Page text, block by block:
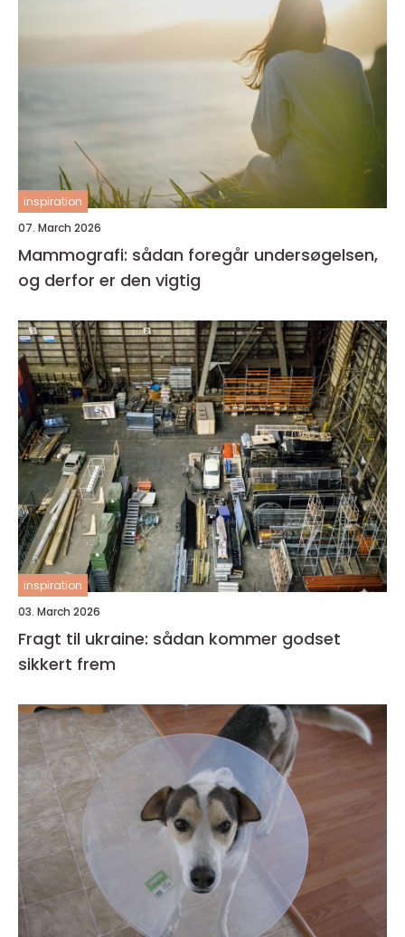
inspiration
07. March 2026
Mammografi: sådan foregår undersøgelsen,
og derfor er den vigtig
inspiration
03. March 2026
Fragt til ukraine: sådan kommer godset
sikkert frem